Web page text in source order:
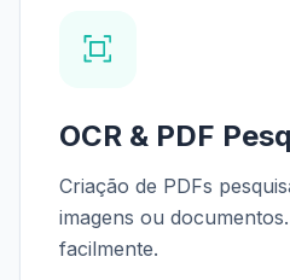
OCR & PDF
Criação de PDFs
imagens ou
facilmente.